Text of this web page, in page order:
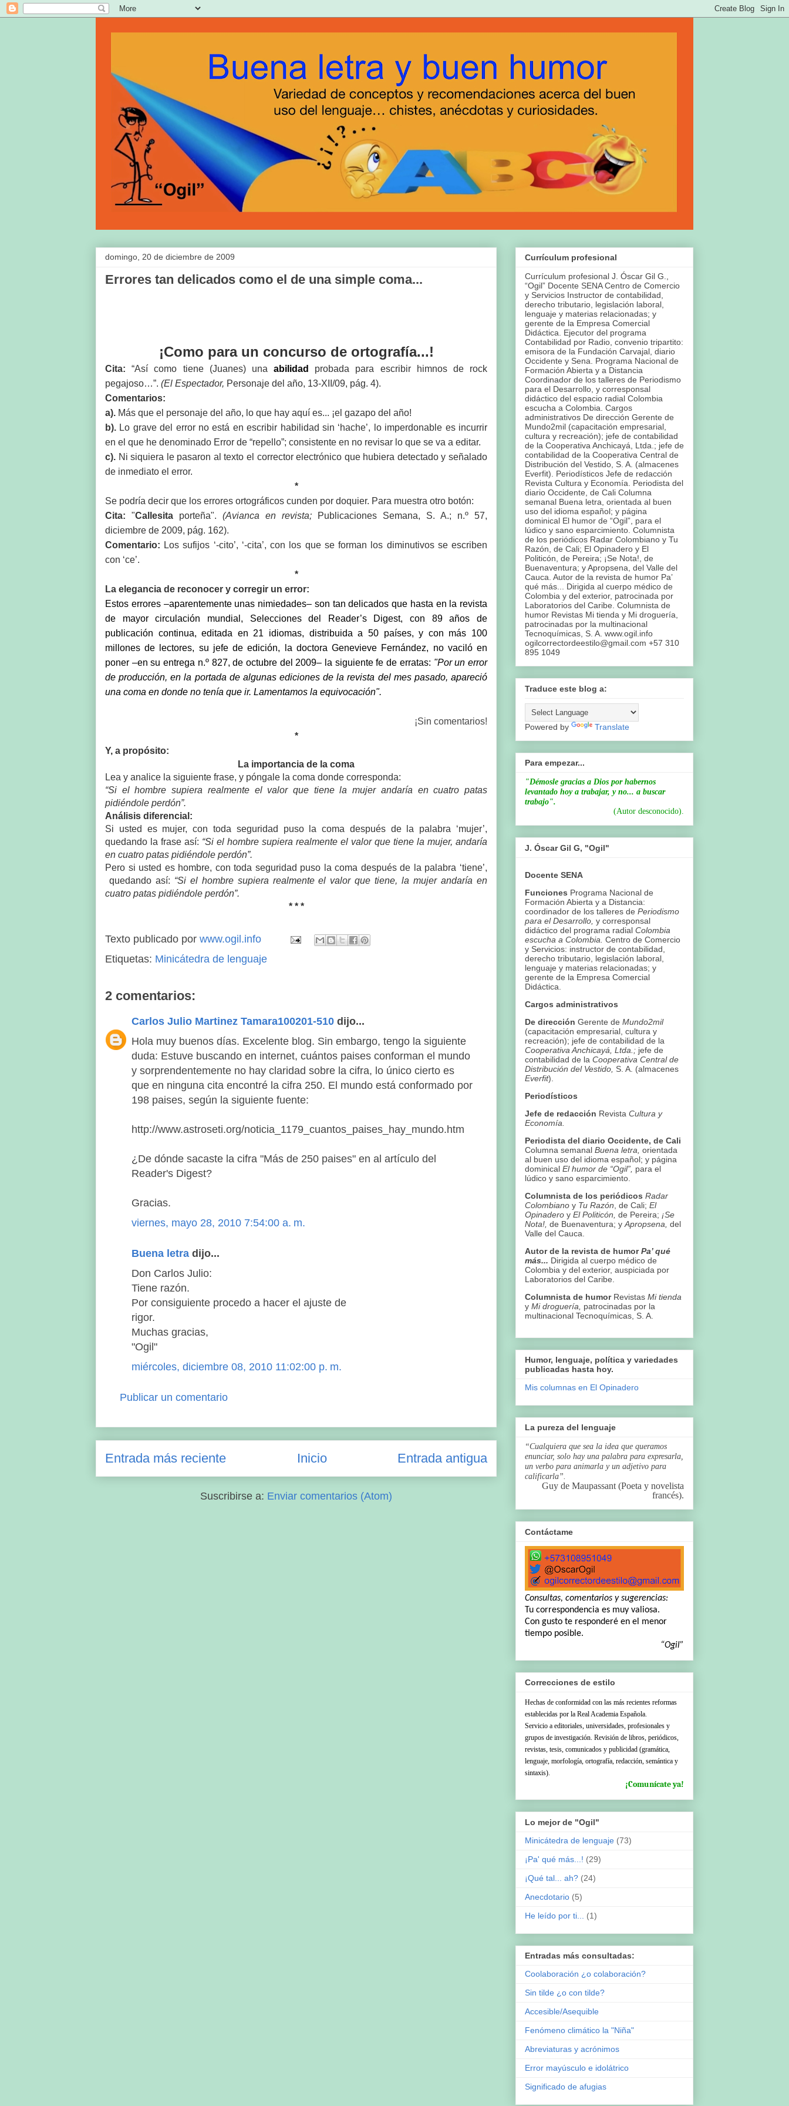
domingo, 20 de diciembre de 2009
Errores tan delicados como el de una simple coma...
¡Como para un concurso de ortografía...!
Cita:“Así como tiene (Juanes) una abilidad
probada para escribir himnos de rock
pegajoso…”. (El Espectador, Personaje del año, 13-XII/09, pág. 4).
Comentarios:
a). Más que el personaje del año, lo que hay aquí es... ¡el gazapo del año!
b). Lo grave del error no está en escribir habilidad sin ‘hache’, lo imperdonable es incurrir
en el que he denominado Error de “repello”; consistente en no revisar lo que se va a editar.
c). Ni siquiera le pasaron al texto el corrector electrónico que hubiera detectado y señalado
de inmediato el error.
*
Se podría decir que los errores ortográficos cunden por doquier. Para muestra otro botón:
Cita: "Callesita porteña". (Avianca en revista; Publicaciones Semana, S. A.; n.º 57,
diciembre de 2009, pág. 162).
Comentario: Los sufijos ‘-cito’, ‘-cita’, con los que se forman los diminutivos se escriben
con ‘ce’.
*
La elegancia de reconocer y corregir un error:
Estos errores –aparentemente unas nimiedades– son tan delicados que hasta en la revista
de mayor circulación mundial, Selecciones del Reader’s Digest, con 89 años de
publicación continua, editada en 21 idiomas, distribuida a 50 países, y con más 100
millones de lectores, su jefe de edición, la doctora Genevieve Fernández, no vaciló en
poner –en su entrega n.º 827, de octubre del 2009– la siguiente fe de erratas: "Por un error
de producción, en la portada de algunas ediciones de la revista del mes pasado, apareció
una coma en donde no tenía que ir. Lamentamos la equivocación".
¡Sin comentarios!
*
Y, a propósito:
La importancia de la coma
Lea y analice la siguiente frase, y póngale la coma donde corresponda:
“Si el hombre supiera realmente el valor que tiene la mujer andaría en cuatro patas
pidiéndole perdón”.
Análisis diferencial:
Si usted es mujer, con toda seguridad puso la coma después de la palabra ‘mujer’,
quedando la frase así: “Si el hombre supiera realmente el valor que tiene la mujer, andaría
en cuatro patas pidiéndole perdón”.
Pero si usted es hombre, con toda seguridad puso la coma después de la palabra ‘tiene’,
quedando así: “Si el hombre supiera realmente el valor que tiene, la mujer andaría en
cuatro patas pidiéndole perdón”.
* * *
Texto publicado por www.ogil.info
Etiquetas: Minicátedra de lenguaje
2 comentarios:
Carlos Julio Martinez Tamara100201-510 dijo...
Hola muy buenos días. Excelente blog. Sin embargo, tengo la siguiente
duda: Estuve buscando en internet, cuántos paises conforman el mundo
y sorprendentemente no hay claridad sobre la cifra, lo único cierto es
que en ninguna cita encontré la cifra 250. El mundo está conformado por
198 paises, según la siguiente fuente:
http://www.astroseti.org/noticia_1179_cuantos_paises_hay_mundo.htm
¿De dónde sacaste la cifra "Más de 250 paises" en al artículo del
Reader's Digest?
Gracias.
viernes, mayo 28, 2010 7:54:00 a. m.
Buena letra dijo...
Don Carlos Julio:
Tiene razón.
Por consiguiente procedo a hacer el ajuste de
rigor.
Muchas gracias,
"Ogil"
miércoles, diciembre 08, 2010 11:02:00 p. m.
Publicar un comentario
Entrada más reciente Entrada antigua
Inicio
Suscribirse a: Enviar comentarios (Atom)
Currículum profesional
Currículum profesional J. Óscar Gil G.,
“Ogil” Docente SENA Centro de Comercio
y Servicios Instructor de contabilidad,
derecho tributario, legislación laboral,
lenguaje y materias relacionadas; y
gerente de la Empresa Comercial
Didáctica. Ejecutor del programa
Contabilidad por Radio, convenio tripartito:
emisora de la Fundación Carvajal, diario
Occidente y Sena. Programa Nacional de
Formación Abierta y a Distancia
Coordinador de los talleres de Periodismo
para el Desarrollo, y corresponsal
didáctico del espacio radial Colombia
escucha a Colombia. Cargos
administrativos De dirección Gerente de
Mundo2mil (capacitación empresarial,
cultura y recreación); jefe de contabilidad
de la Cooperativa Anchicayá, Ltda.; jefe de
contabilidad de la Cooperativa Central de
Distribución del Vestido, S. A. (almacenes
Everfit). Periodísticos Jefe de redacción
Revista Cultura y Economía. Periodista del
diario Occidente, de Cali Columna
semanal Buena letra, orientada al buen
uso del idioma español; y página
dominical El humor de “Ogil”, para el
lúdico y sano esparcimiento. Columnista
de los periódicos Radar Colombiano y Tu
Razón, de Cali; El Opinadero y El
Politicón, de Pereira; ¡Se Nota!, de
Buenaventura; y Apropsena, del Valle del
Cauca. Autor de la revista de humor Pa’
qué más... Dirigida al cuerpo médico de
Colombia y del exterior, patrocinada por
Laboratorios del Caribe. Columnista de
humor Revistas Mi tienda y Mi droguería,
patrocinadas por la multinacional
Tecnoquímicas, S. A. www.ogil.info
ogilcorrectordeestilo@gmail.com +57 310
895 1049
Traduce este blog a:
Powered by Translate
Para empezar...
"Démosle gracias a Dios por habernos
levantado hoy a trabajar, y no... a buscar
trabajo".
(Autor desconocido).
J. Óscar Gil G, "Ogil"
Docente SENA
Funciones Programa Nacional de
Formación Abierta y a Distancia:
coordinador de los talleres de Periodismo
para el Desarrollo, y corresponsal
didáctico del programa radial Colombia
escucha a Colombia. Centro de Comercio
y Servicios: instructor de contabilidad,
derecho tributario, legislación laboral,
lenguaje y materias relacionadas; y
gerente de la Empresa Comercial
Didáctica.
Cargos administrativos
De dirección Gerente de Mundo2mil
(capacitación empresarial, cultura y
recreación); jefe de contabilidad de la
Cooperativa Anchicayá, Ltda.; jefe de
contabilidad de la Cooperativa Central de
Distribución del Vestido, S. A. (almacenes
Everfit).
Periodísticos
Jefe de redacción Revista Cultura y
Economía.
Periodista del diario Occidente, de Cali
Columna semanal Buena letra, orientada
al buen uso del idioma español; y página
dominical El humor de “Ogil”, para el
lúdico y sano esparcimiento.
Columnista de los periódicos Radar
Colombiano y Tu Razón , de Cali; El
Opinadero y El Politicón, de Pereira; ¡Se
Nota!, de Buenaventura; y Apropsena, del
Valle del Cauca.
Autor de la revista de humorPa’ qué
más... Dirigida al cuerpo médico de
Colombia y del exterior, auspiciada por
Laboratorios del Caribe.
Columnista de humorRevistas Mi tienda
y Mi droguería,
patrocinadas por la
multinacional Tecnoquímicas, S. A.
Humor, lenguaje, política y variedades
publicadas hasta hoy.
Mis columnas en El Opinadero
La pureza del lenguaje
“Cualquiera que sea la idea que queramos
enunciar, solo hay una palabra para expresarla,
un verbo para animarla y un adjetivo para
calificarla”.
Guy de Maupassant (Poeta y novelista
francés).
Contáctame
Consultas, comentarios y sugerencias:
Tu correspondencia es muy valiosa.
Con gusto te responderé en el menor
tiempo posible.
“Ogil”
Correcciones de estilo
Hechas de conformidad con las más recientes reformas
establecidas por la Real Academia Española.
Servicio a editoriales, universidades, profesionales y
grupos de investigación. Revisión de libros, periódicos,
revistas, tesis, comunicados y publicidad (gramática,
lenguaje, morfología, ortografía, redacción, semántica y
sintaxis).
¡Comunícate ya!
Lo mejor de "Ogil"
Minicátedra de lenguaje (73)
¡Pa' qué más...! (29)
¡Qué tal... ah? (24)
Anecdotario (5)
He leído por ti...
(1)
Entradas más consultadas:
Coolaboración ¿o colaboración?
Sin tilde ¿o con tilde?
Accesible/Asequible
Fenómeno climático la "Niña"
Abreviaturas y acrónimos
Error mayúsculo e idolátrico
Significado de afugias